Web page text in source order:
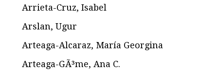
Arrieta-Cruz, Isabel
Arslan, Ugur
Arteaga-Alcaraz, María Georgina
Arteaga-GÃ³me, Ana C.